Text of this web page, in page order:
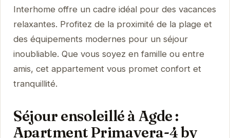
Interhome offre un cadre idéal pour des vacances
relaxantes. Profitez de la proximité de la plage et
des équipements modernes pour un séjour
inoubliable. Que vous soyez en famille ou entre
amis, cet appartement vous promet confort et
tranquillité.
Séjour ensoleillé à Agde :
Apartment Primavera-4 by